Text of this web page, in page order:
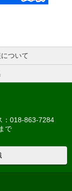
ついて
：018-863-7284
で